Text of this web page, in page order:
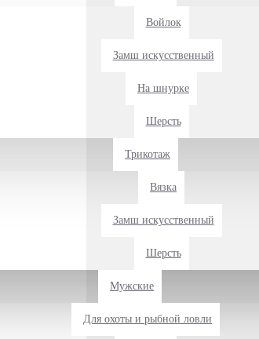
Войлок
Замш искусственный
На шнурке
Шерсть
Трикотаж
Вязка
Замш искусственный
Шерсть
Мужские
Для охоты и рыбной ловли